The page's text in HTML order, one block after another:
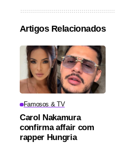
Artigos Relacionados
Famosos & TV
Carol Nakamura
confirma affair com
rapper Hungria